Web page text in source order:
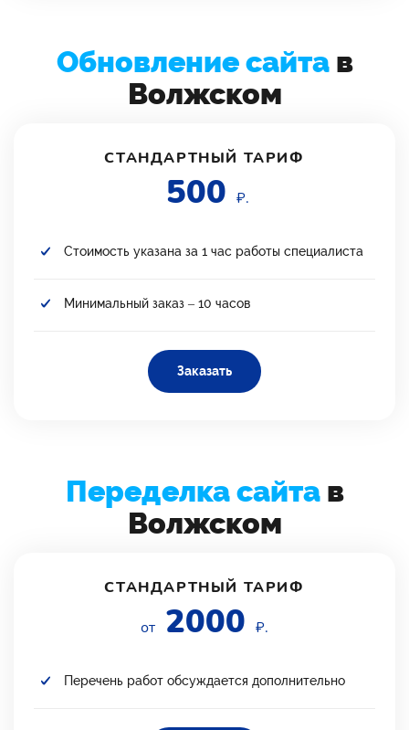
Обновление сайтав
Волжском
СТАНДАРТНЫЙ ТАРИФ
500 ₽.
Стоимость указана за 1 час работы специалиста
Минимальный заказ – 10 часов
Заказать
Переделка сайтав
Волжском
СТАНДАРТНЫЙ ТАРИФ
от 2000 ₽.
Перечень работ обсуждается дополнительно